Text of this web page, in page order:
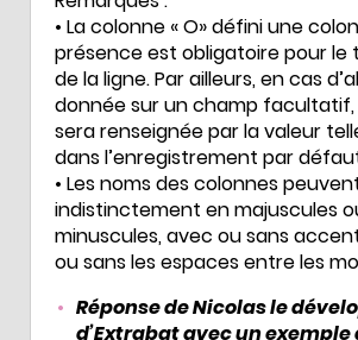
• La colonne « O» défini une
présence est obligatoire pour
de la ligne. Par ailleurs, en cas
donnée sur un champ facultatif,
sera renseignée par la valeur
dans l’enregistrement par
• Les noms des colonnes
indistinctement en majuscules
minuscules, avec ou sans
ou sans les espaces entre les
Réponse de Nicolas le
d’Extrabat avec un exemple